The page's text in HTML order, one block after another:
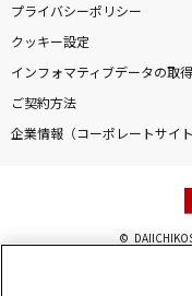
プライバシーポリシー
クッキー設定
インフォマティブデータの取
ご契約方法
企業情報（コーポレートサイト
©
このサイトに掲載されている一